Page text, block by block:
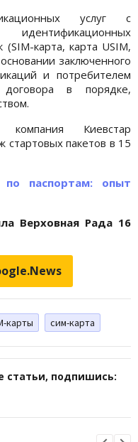
услуг с
карта, карта USIM,
заключенного
и потребителем
договора в порядке,
Киевстар
стартовых пакетов в 15
по паспортам: опыт
Верховная Рада 16
карты сим-карта
статьи, подпишись: